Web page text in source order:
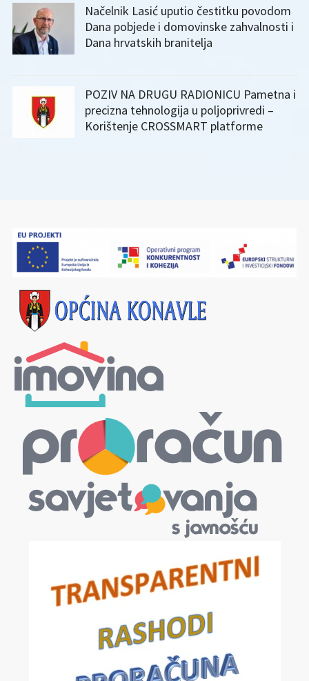
Načelnik Lasić uputio čestitku povodom
Dana pobjede i domovinske zahvalnosti i
Dana hrvatskih branitelja
POZIV NA DRUGU RADIONICU Pametna i
precizna tehnologija u poljoprivredi –
Korištenje CROSSMART platforme